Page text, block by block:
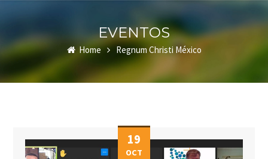
EVENTOS
Home Regnum Christi México
19
OCT